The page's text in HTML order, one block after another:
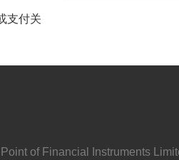
支付关
of Financial Instruments